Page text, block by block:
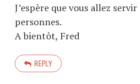
J’espère que vous allez
personnes.
A bientôt, Fred
REPLY